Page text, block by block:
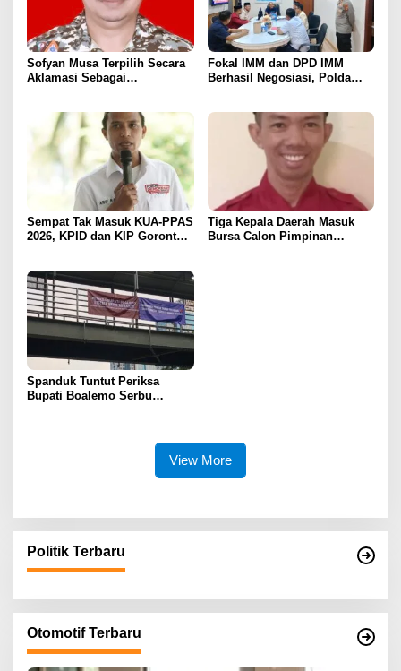
Sofyan Musa Terpilih Secara
Aklamasi Sebagai
2025–2029
Fokal IMM dan DPD IMM
Berhasil Negosiasi, Polda
Sempat Tak Masuk KUA-PPAS
2026, KPID dan KIP Gorontalo
Tiga Kepala Daerah Masuk
Bursa Calon Pimpinan
Spanduk Tuntut Periksa
Bupati Boalemo Serbu
View More
Politik Terbaru
Otomotif Terbaru